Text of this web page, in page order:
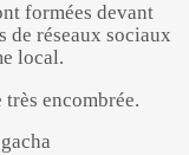
formées devant
de réseaux sociaux
local.
encombrée.